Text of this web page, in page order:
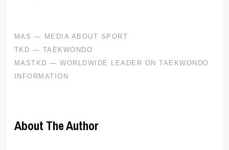
About The Author